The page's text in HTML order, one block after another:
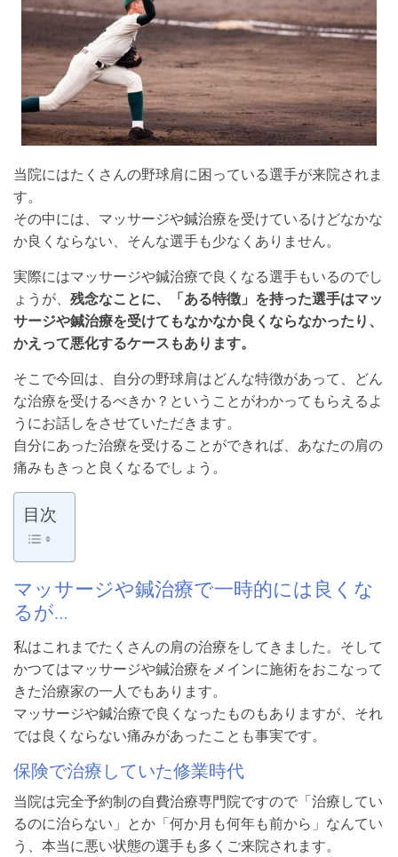
当院にはたくさんの野球肩に困っている選手が来院されま
す。
その中には、マッサージや鍼治療を受けているけどなかな
か良くならない、そんな選手も少なくありません。
実際にはマッサージや鍼治療で良くなる選手もいるのでし
ょうが、 残念なことに、「ある特徴」を持った選手はマッ
サージや鍼治療を受けてもなかなか良くならなかったり、
かえって悪化するケースもあります。
そこで今回は、自分の野球肩はどんな特徴があって、どん
な治療を受けるべきか？ということがわかってもらえるよ
うにお話しをさせていただきます。
自分にあった治療を受けることができれば、あなたの肩の
痛みもきっと良くなるでしょう。
目次
マッサージや鍼治療で一時的には良くな
るが…
私はこれまでたくさんの肩の治療をしてきました。そして
かつてはマッサージや鍼治療をメインに施術をおこなって
きた治療家の一人でもあります。
マッサージや鍼治療で良くなったものもありますが、それ
では良くならない痛みがあったことも事実です。
保険で治療していた修業時代
当院は完全予約制の自費治療専門院ですので「治療してい
るのに治らない」とか「何か月も何年も前から」なんてい
う、本当に悪い状態の選手も多くご来院されます。